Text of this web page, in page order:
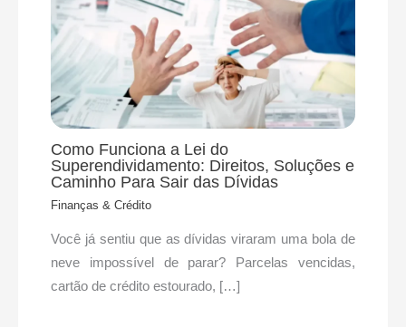
Como Funciona a Lei do
Superendividamento: Direitos, Soluções e
Caminho Para Sair das Dívidas
Finanças & Crédito
Você já sentiu que as dívidas viraram uma bola de
neve impossível de parar? Parcelas vencidas,
cartão de crédito estourado, […]